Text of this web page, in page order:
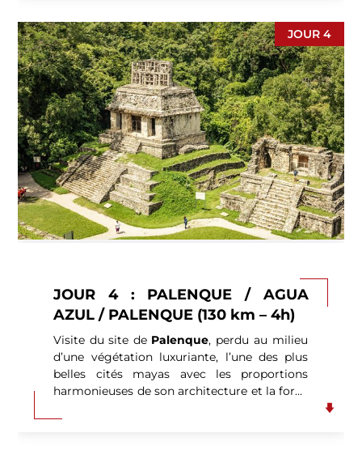
luxuriante, offrant un décor à la fois
mystérieux et envoûtant. (P.déj-Déj-Dîn).
JOUR 4
JOUR 4 : PALENQUE / AGUA
AZUL / PALENQUE (130 km – 4h)
Visite du site de Palenque, perdu au milieu
d’une végétation luxuriante, l’une des plus
belles cités mayas avec les proportions
harmonieuses de son architecture et la force